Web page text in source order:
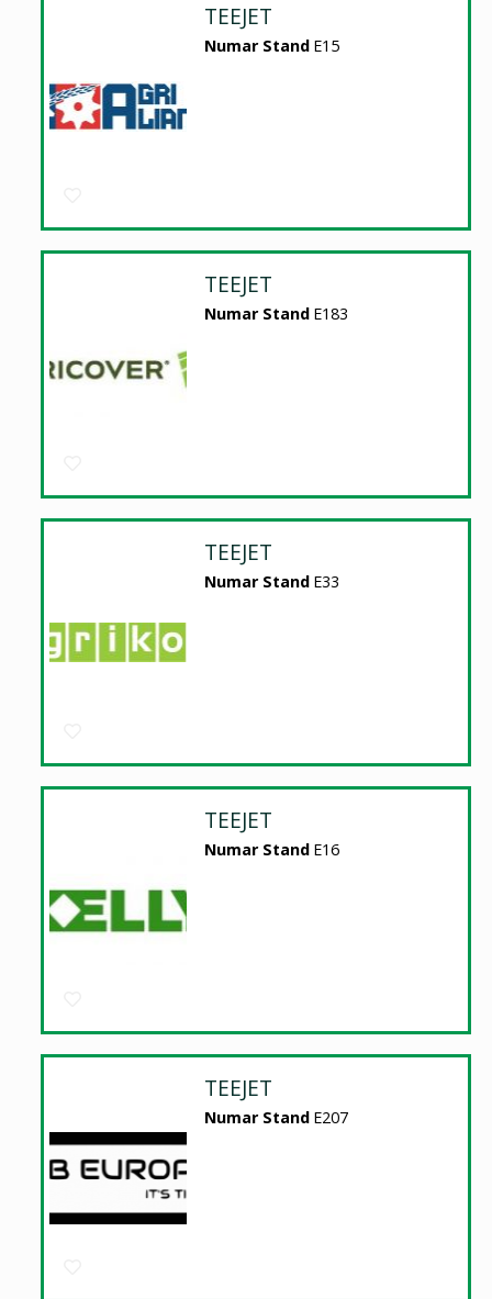
TEEJET
Numar Stand E15
TEEJET
Numar Stand E183
TEEJET
Numar Stand E33
TEEJET
Numar Stand E16
TEEJET
Numar Stand E207